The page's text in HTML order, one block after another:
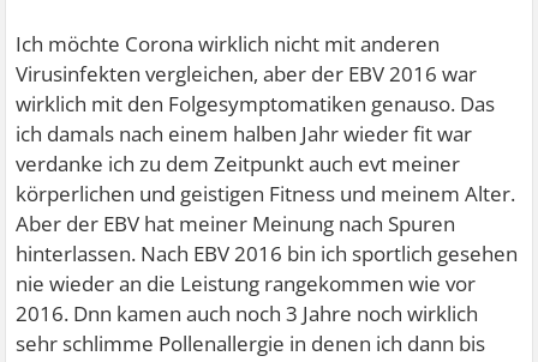
Ich möchte Corona wirklich nicht mit anderen
Virusinfekten vergleichen, aber der EBV 2016 war
wirklich mit den Folgesymptomatiken genauso. Das
ich damals nach einem halben Jahr wieder fit war
verdanke ich zu dem Zeitpunkt auch evt meiner
körperlichen und geistigen Fitness und meinem Alter.
Aber der EBV hat meiner Meinung nach Spuren
hinterlassen. Nach EBV 2016 bin ich sportlich gesehen
nie wieder an die Leistung rangekommen wie vor
2016. Dnn kamen auch noch 3 Jahre noch wirklich
sehr schlimme Pollenallergie in denen ich dann bis